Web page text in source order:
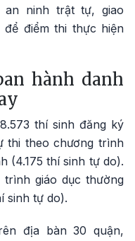
ninh trật tự, giao
điểm thi thực hiện
hành danh
thí sinh đăng ký
thi theo chương trình
(4.175 thí sinh tự do).
giáo dục thường
sinh tự do).
địa bàn 30 quận,